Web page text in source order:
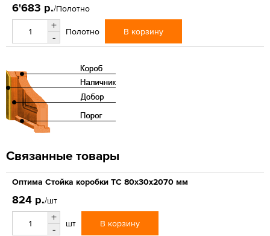
6'683 р./Полотно
+
-
Полотно В корзину
Связанные товары
Оптима Стойка коробки ТС 80х30х2070 мм
824 р./шт
+
-
шт В корзину